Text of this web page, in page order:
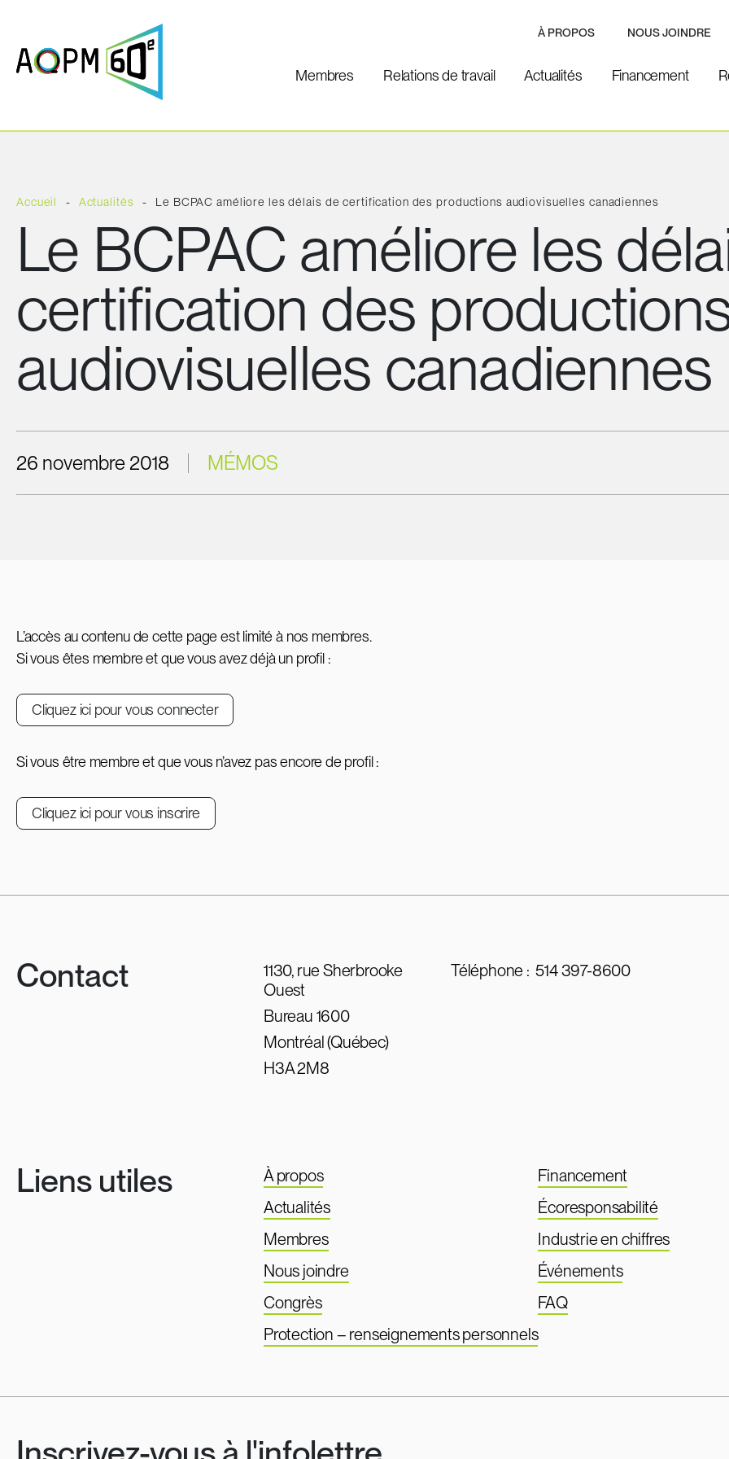
À PROPOS NOUS JOINDRE
Membres Relations de travail Actualités Financement
Accueil Actualités Le BCPAC améliore les délais de certification des productions audiovisuelles canadiennes
Le BCPAC améliore les
certification des
audiovisuelles canadiennes
26 novembre 2018 MÉMOS
L’accès au contenu de cette page est limité à nos membres.
Si vous êtes membre et que vous avez déjà un profil :
Cliquez ici pour vous connecter
Si vous être membre et que vous n’avez pas encore de profil :
Cliquez ici pour vous inscrire
Contact
1130, rue Sherbrooke
Ouest
Bureau 1600
Montréal (Québec)
H3A 2M8
Téléphone :514 397-8600
Liens utiles
À propos
Actualités
Membres
Nous joindre
Congrès
Protection – renseignements personnels
Financement
Écoresponsabilité
Industrie en chiffres
Événements
FAQ